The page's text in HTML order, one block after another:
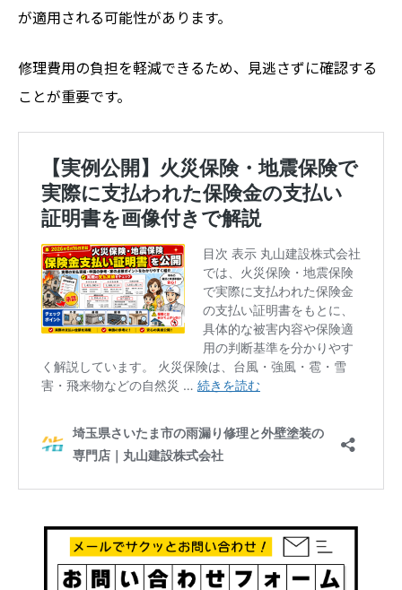
が適用される可能性があります。
修理費用の負担を軽減できるため、見逃さずに確認する
ことが重要です。